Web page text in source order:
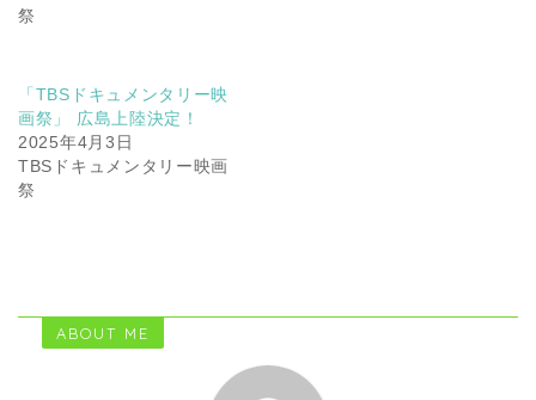
祭
「TBSドキュメンタリー映
画祭」 広島上陸決定！
2025年4月3日
TBSドキュメンタリー映画
祭
ABOUT ME